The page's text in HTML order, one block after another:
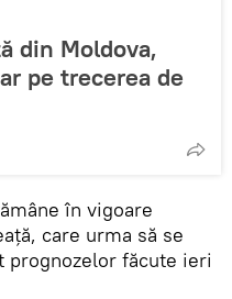
din Moldova,
pe trecerea de
în vigoare
care urma să se
făcute ieri